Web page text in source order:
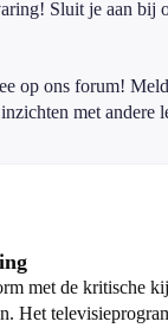
Sluit je aan bij
op ons forum!
met andere
met de kritische
Het